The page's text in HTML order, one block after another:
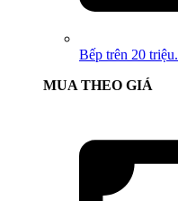
Bếp trên 20 triệu.
MUA THEO GIÁ